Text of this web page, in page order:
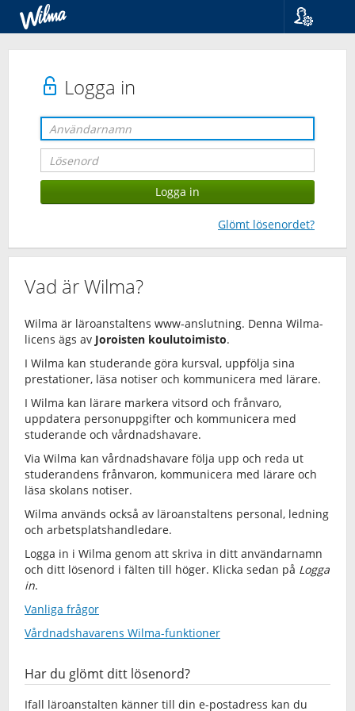
Logga in
Glömt lösenordet?
Vad är Wilma?
Wilma är läroanstaltens www-anslutning. Denna Wilma-
licens ägs av Joroisten koulutoimisto.
I Wilma kan studerande göra kursval, uppfölja sina
prestationer, läsa notiser och kommunicera med lärare.
I Wilma kan lärare markera vitsord och frånvaro,
uppdatera personuppgifter och kommunicera med
studerande och vårdnadshavare.
Via Wilma kan vårdnadshavare följa upp och reda ut
studerandens frånvaron, kommunicera med lärare och
läsa skolans notiser.
Wilma används också av läroanstaltens personal, ledning
och arbetsplatshandledare.
Logga in i Wilma genom att skriva in ditt användarnamn
och ditt lösenord i fälten till höger. Klicka sedan på Logga
in.
Vanliga frågor
Vårdnadshavarens Wilma-funktioner
Har du glömt ditt lösenord?
Ifall läroanstalten känner till din e-postadress kan du